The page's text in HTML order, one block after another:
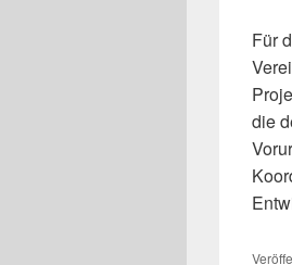
Für
die